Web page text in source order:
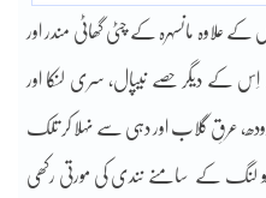
علاوہ مانسہرہ کے چٹی گھاٹی مندر اور
اِس کے دیگر حصے نیپال، سری لنکا اور
عرقِ گلاب اور دہی سے نہلا کر تلک
لنگ کے سامنے نندی کی مورتی رکھی